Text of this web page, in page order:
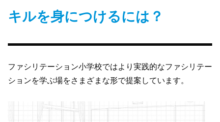
キルを身につけるには？
ファシリテーション小学校ではより実践的なファシリテー
ションを学ぶ場をさまざまな形で提案しています。